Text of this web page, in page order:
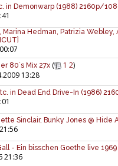
in Demonwarp (1988) 2160p/
Marina Hedman, Patrizia Webley,
80´s Mix 27x ( 1 2)
13:28
in Dead End Drive-In (1986)
Sinclair, Bunky Jones @ Hide
- Ein bisschen Goethe live 1969
21:36